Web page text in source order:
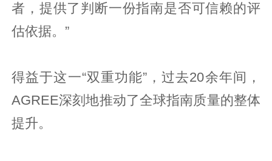
者，提供了判断一份指南是否可信赖的评
估依据。”
得益于这一“双重功能”，过去20余年间，
AGREE深刻地推动了全球指南质量的整体
提升。